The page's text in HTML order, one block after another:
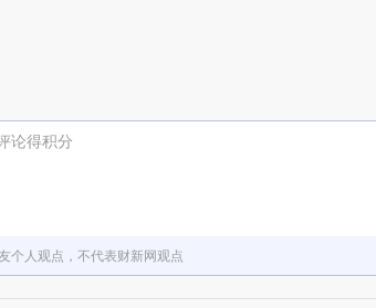
论得积分
个人观点，不代表财新网观点